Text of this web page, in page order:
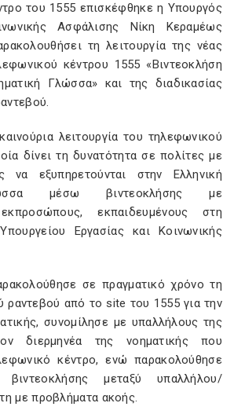
του 1555 επισκέφθηκε η Υπουργός
Ασφάλισης Νίκη Κεραμέως
τη λειτουργία της νέας
κέντρου 1555 «Βιντεοκλήση
Γλώσσα» και της διαδικασίας
λειτουργία του τηλεφωνικού
δίνει τη δυνατότητα σε πολίτες με
να εξυπηρετούνται στην Ελληνική
μέσω βιντεοκλήσης με
εκπροσώπους, εκπαιδευμένους στη
Εργασίας και Κοινωνικής
σε πραγματικό χρόνο τη
ραντεβού από το site του 1555 για την
συνομίλησε με υπαλλήλους της
διερμηνέα της νοηματικής που
κέντρο, ενώ παρακολούθησε
βιντεοκλήσης μεταξύ υπαλλήλου/
με προβλήματα ακοής.